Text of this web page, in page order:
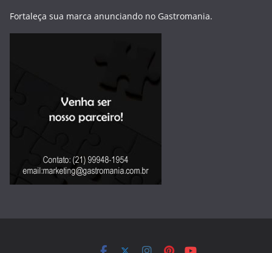
Fortaleça sua marca anunciando no Gastromania.